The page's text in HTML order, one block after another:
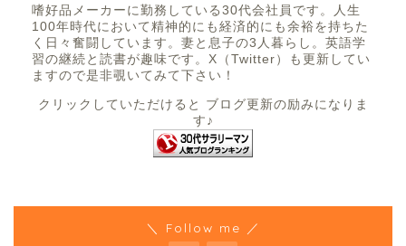
嗜好品メーカーに勤務している30代会社員です。人生
100年時代において精神的にも経済的にも余裕を持ちた
く日々奮闘しています。妻と息子の3人暮らし。英語学
習の継続と読書が趣味です。X（Twitter）も更新してい
ますので是非覗いてみて下さい！
クリックしていただけると ブログ更新の励みになりま
す♪
＼ Follow me ／